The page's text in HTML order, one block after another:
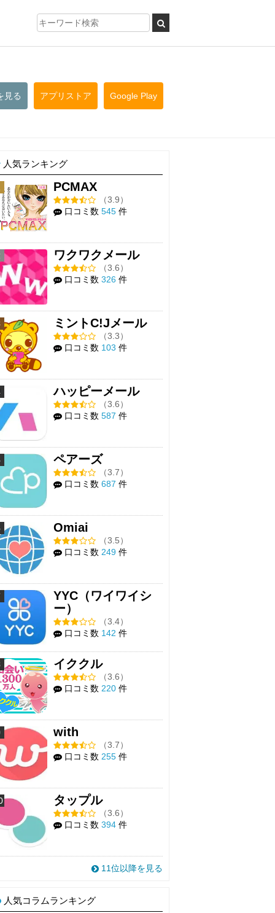
見る アプリストア Google Play
人気ランキング
PCMAX
（3.9）
口コミ数 545 件
ワクワクメール
（3.6）
口コミ数 326 件
ミントC!Jメール
（3.3）
口コミ数 103 件
ハッピーメール
（3.6）
口コミ数 587 件
ペアーズ
（3.7）
口コミ数 687 件
Omiai
（3.5）
口コミ数 249 件
YYC（ワイワイシ
ー）
（3.4）
口コミ数 142 件
イククル
（3.6）
口コミ数 220 件
with
（3.7）
口コミ数 255 件
タップル
（3.6）
口コミ数 394 件
11位以降を見る
人気コラムランキング